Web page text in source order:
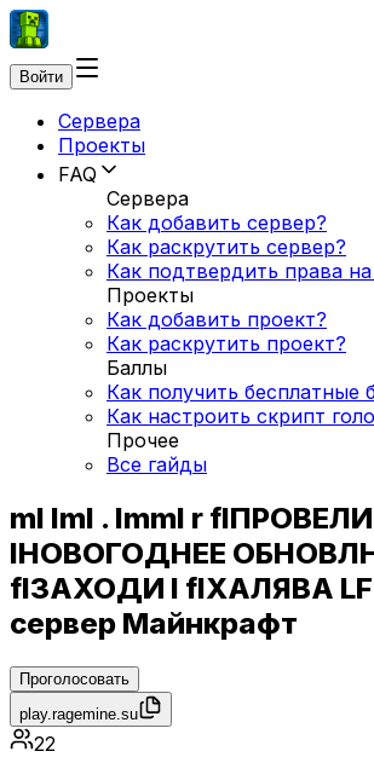
Войти
Сервера
Проекты
FAQ
Сервера
Как добавить сервер?
Как раскрутить сервер?
Как подтвердить права
Проекты
Как добавить проект?
Как раскрутить проект?
Баллы
Как получить бесплатные
Как настроить скрипт
Прочее
Все гайды
ml lml . lmml r flПРОВЕЛИ
lНОВОГОДНЕЕ
flЗАХОДИ l flХАЛЯВА
сервер Майнкрафт
Проголосовать
play.ragemine.su
22